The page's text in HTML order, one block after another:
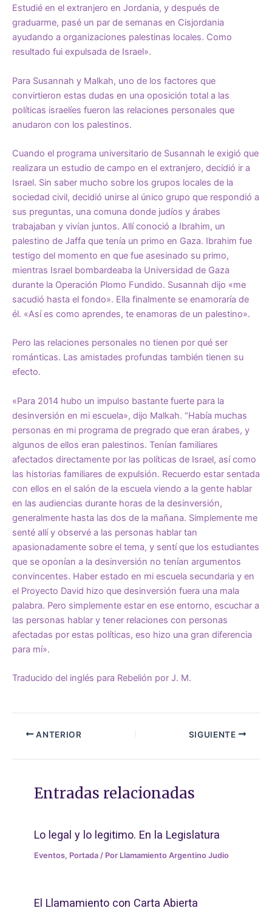
Estudié en el extranjero en Jordania, y después de
graduarme, pasé un par de semanas en Cisjordania
ayudando a organizaciones palestinas locales. Como
resultado fui expulsada de Israel».
Para Susannah y Malkah, uno de los factores que
convirtieron estas dudas en una oposición total a las
políticas israelíes fueron las relaciones personales que
anudaron con los palestinos.
Cuando el programa universitario de Susannah le exigió que
realizara un estudio de campo en el extranjero, decidió ir a
Israel. Sin saber mucho sobre los grupos locales de la
sociedad civil, decidió unirse al único grupo que respondió a
sus preguntas, una comuna donde judíos y árabes
trabajaban y vivían juntos. Allí conoció a Ibrahim, un
palestino de Jaffa que tenía un primo en Gaza. Ibrahim fue
testigo del momento en que fue asesinado su primo,
mientras Israel bombardeaba la Universidad de Gaza
durante la Operación Plomo Fundido. Susannah dijo «me
sacudió hasta el fondo». Ella finalmente se enamoraría de
él. «Así es como aprendes, te enamoras de un palestino».
Pero las relaciones personales no tienen por qué ser
románticas. Las amistades profundas también tienen su
efecto.
«Para 2014 hubo un impulso bastante fuerte para la
desinversión en mi escuela», dijo Malkah. “Había muchas
personas en mi programa de pregrado que eran árabes, y
algunos de ellos eran palestinos. Tenían familiares
afectados directamente por las políticas de Israel, así como
las historias familiares de expulsión. Recuerdo estar sentada
con ellos en el salón de la escuela viendo a la gente hablar
en las audiencias durante horas de la desinversión,
generalmente hasta las dos de la mañana. Simplemente me
senté allí y observé a las personas hablar tan
apasionadamente sobre el tema, y ​​sentí que los estudiantes
que se oponían a la desinversión no tenían argumentos
convincentes. Haber estado en mi escuela secundaria y en
el Proyecto David hizo que desinversión fuera una mala
palabra. Pero simplemente estar en ese entorno, escuchar a
las personas hablar y tener relaciones con personas
afectadas por estas políticas, eso hizo una gran diferencia
para mí».
Traducido del inglés para Rebelión por J. M.
ANTERIOR SIGUIENTE
Entradas relacionadas
Lo legal y lo legitimo. En la Legislatura
Eventos, Portada / Por Llamamiento Argentino Judio
El Llamamiento con Carta Abierta